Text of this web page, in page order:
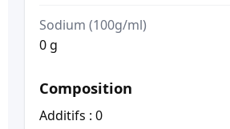
Sodium (100g/ml)
0 g
Composition
Additifs : 0